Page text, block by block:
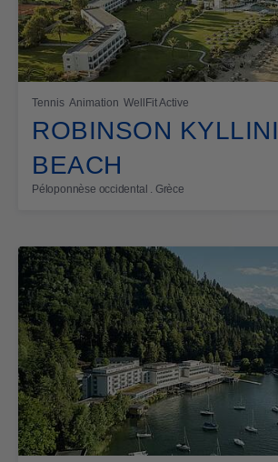
Tennis Animation WellFit Active
ROBINSON KYLLINI
BEACH
Péloponnèse occidental . Grèce